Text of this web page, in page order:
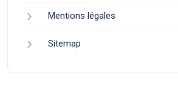
Mentions légales
Sitemap